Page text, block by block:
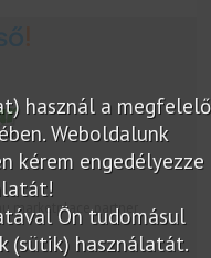
használ a megfelelő
Weboldalunk
kérem engedélyezze
Ön tudomásul
(sütik) használatát.
marketplace partner